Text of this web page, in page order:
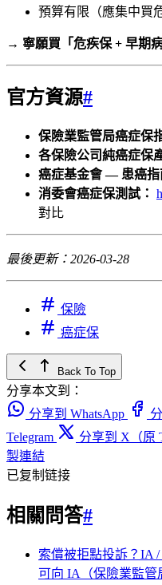
預算有限（應集中買
→ 寧願買「危疾保 + 早期
官方資源#
保險業監管局癌症保
各保險公司純癌症保
癌症基金會 — 患癌指
消委會癌症保測試：
對比
最後更新：2026-03-28
保險
癌症保
Back To Top
分享本文到：
分享到 WhatsApp
Telegram
分享到 X（原
製連結
已复制链接
相關問答#
索償被拒點投訴？IA
可向 IA（保險業監管